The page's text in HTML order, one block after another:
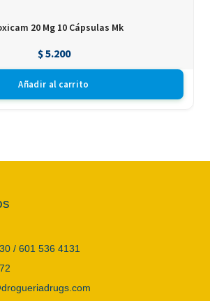
20 Mg 10 Cápsulas Mk
$5.200
Añadir al carrito
/ 601 536 4131